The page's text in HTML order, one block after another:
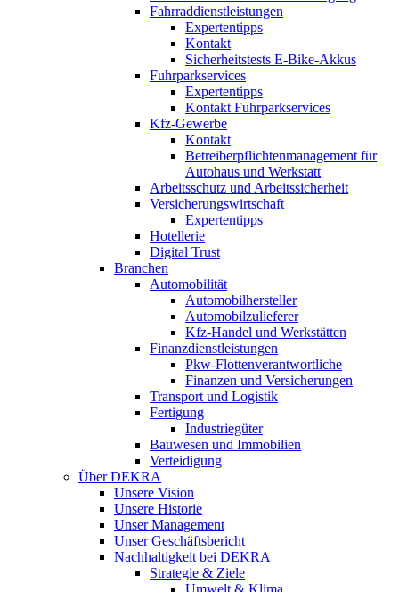
Fahrraddienstleistungen
Expertentipps
Kontakt
Sicherheitstests E-Bike-Akkus
Fuhrparkservices
Expertentipps
Kontakt Fuhrparkservices
Kfz-Gewerbe
Kontakt
Betreiberpflichtenmanagement für
Autohaus und Werkstatt
Arbeitsschutz und Arbeitssicherheit
Versicherungswirtschaft
Expertentipps
Hotellerie
Digital Trust
Branchen
Automobilität
Automobilhersteller
Automobilzulieferer
Kfz-Handel und Werkstätten
Finanzdienstleistungen
Pkw‑Flottenverantwortliche
Finanzen und Versicherungen
Transport und Logistik
Fertigung
Industriegüter
Bauwesen und Immobilien
Verteidigung
Über DEKRA
Unsere Vision
Unsere Historie
Unser Management
Unser Geschäftsbericht
Nachhaltigkeit bei DEKRA
Strategie & Ziele
Umwelt & Klima